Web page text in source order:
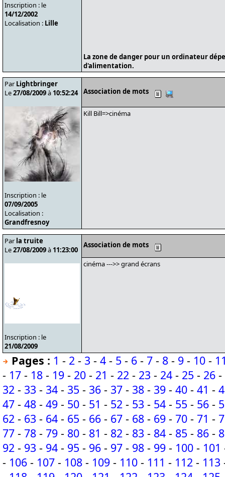
Inscription : le
14/12/2002
Localisation : Lille
La zone de danger pour un ordinateur
d'alimentation.
Par Lightbringer
Le27/08/2009à 10:52:24
Inscription : le
07/09/2005
Localisation :
Grandfresnoy
Association de mots
Kill Bill=>cinéma
Par la truite
Le27/08/2009à 11:23:00
Inscription : le
21/08/2009
Association de mots
cinéma --->> grand écrans
Pages : 1 - 2 - 3 - 4 - 5 - 6 - 7 - 8 - 9 - 10 -
- 17 - 18 - 19 - 20 - 21 - 22 - 23 - 24 - 25 - 26 -
32 - 33 - 34 - 35 - 36 - 37 - 38 - 39 - 40 - 41 -
47 - 48 - 49 - 50 - 51 - 52 - 53 - 54 - 55 - 56 -
62 - 63 - 64 - 65 - 66 - 67 - 68 - 69 - 70 - 71 -
77 - 78 - 79 - 80 - 81 - 82 - 83 - 84 - 85 - 86 -
92 - 93 - 94 - 95 - 96 - 97 - 98 - 99 - 100 - 101
- 106 - 107 - 108 - 109 - 110 - 111 - 112 - 113